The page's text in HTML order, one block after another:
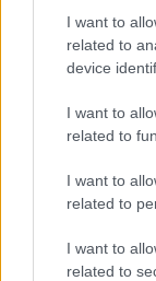
I want to
related to
device
I want to
related to
I want to
related to
I want to
related to
Addio ad
il biathlon in